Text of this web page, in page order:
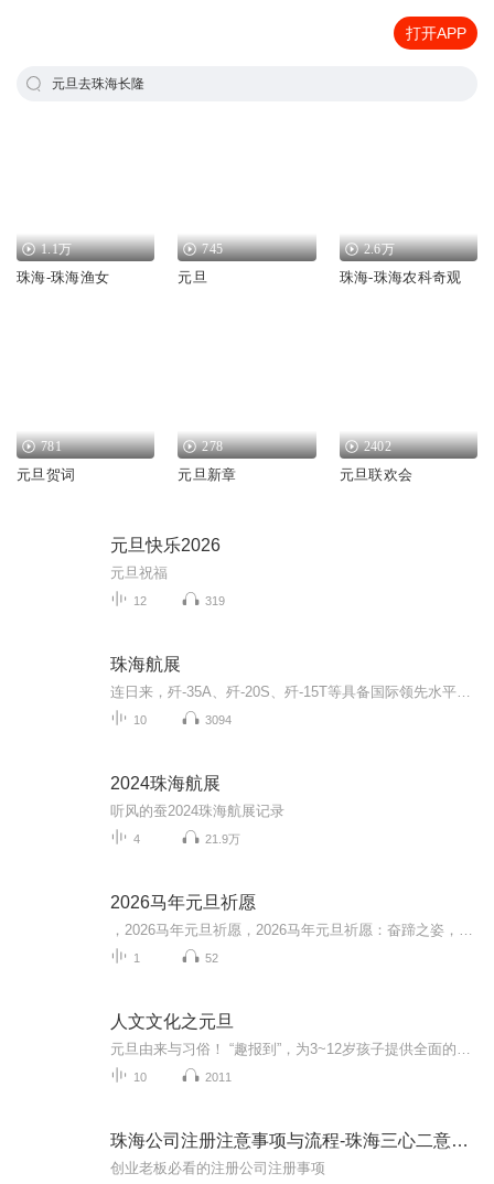
打开APP
元旦去珠海长隆
1.1万
珠海-珠海渔女
745
元旦
2.6万
珠海-珠海农科奇观
781
元旦贺词
278
元旦新章
2402
元旦联欢会
元旦快乐2026
元旦祝福
12 319
珠海航展
10 3094
2024珠海航展
听风的蚕2024珠海航展记录
4 21.9万
2026马年元旦祈愿
1 52
人文文化之元旦
10 2011
珠海公司注册注意事项与流程-珠海三心二意财税
创业老板必看的注册公司注册事项